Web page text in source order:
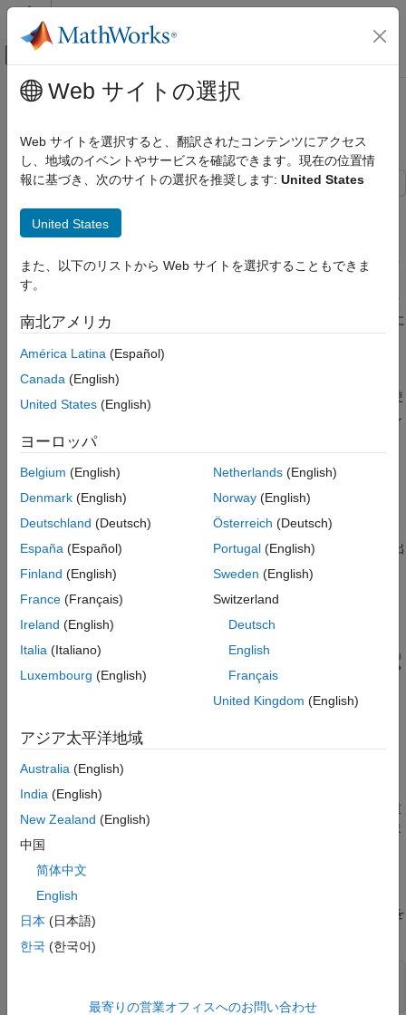
コンテンツへスキップ
オフキャンバス ナビゲーション メ
ドキュメンテーションのホーム
Deep Learning Toolbox
深層ニューラル ネットワークのインポートと
操作
双方向 LSTM (BiLSTM) 関数の作成
項目一覧
BiLSTM パラメーターの初期化
BiLSTM 演算の適用
メインコンテンツ
双方向 LSTM (BiLSTM) 関数の作成
R2023b 以降
この例では、カスタム深層学習関数用の双方向長短期記憶
(BiLSTM) 関数を作成する方法を示します。
深層学習モデルでは、双方向 LSTM (BiLSTM) 演算によって、時
向の長期的な依存関係を学習します。これらの依存関係は、各タ
イム ステップで時系列全体からネットワークに学習させる場合に
ほとんどのタスクでは、
ワークに学習させることができます。関数内で BiLSTM 演算を使
用するには、この例を指針として使用して BiLSTM 関数を作成し
ます。
BiLSTM は、最初のタイム ステップから最後のタイム ステップ
まで演算を行う "順方向 LSTM" と、最後のタイム ステップから
LSTM コンポーネントで構成されます。この演算は、データを 2
つの LSTM コンポーネントに渡した後、チャネル次元に沿って出
力を連結します。
BiLSTM 関数の作成
この例の最後にリストされている
の関数は、初期の隠れ状態、初期のセル状態、入力重み、再帰重
み、およびバイアスを使用して、入力に BiLSTM 演算を適用しま
す。
入力のサイズ (入力層の埋め込み次元など) と隠れユニットの数を
指定します。
Web サイトの選択
Web サイトを選択すると、翻訳されたコンテンツにアクセス
し、地域のイベントやサービスを確認できます。現在の位置情
報に基づき、次のサイトの選択を推奨します: United States
United States
また、以下のリストから Web サイトを選択することもできま
す。
南北アメリカ
América Latina (Español)
Canada (English)
United States (English)
ヨーロッパ
Belgium (English)
Denmark (English)
Deutschland (Deutsch)
España (Español)
Finland (English)
France (Français)
Ireland (English)
Italia (Italiano)
Luxembourg (English)
Netherlands(English)
Norway(English)
Österreich (Deutsch)
Portugal(English)
Sweden (English)
Switzerland
Deutsch
English
Français
United Kingdom (English)
アジア太平洋地域
Australia (English)
India (English)
New Zealand (English)
中国
简体中文
English
日本 (日本語)
한국 (한국어)
最寄りの営業オフィスへのお問い合わせ